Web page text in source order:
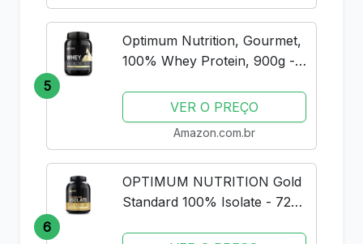
5
Optimum Nutrition, Gourmet,
100% Whey Protein, 900g -
VER O PREÇO
Amazon.com.br
6
OPTIMUM NUTRITION Gold
Standard 100% Isolate - 720g